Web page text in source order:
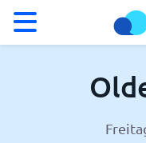
Wetter in Oldenburg